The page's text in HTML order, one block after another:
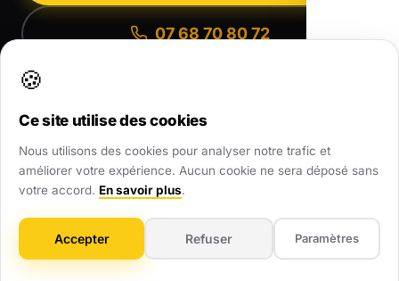
07 68 70 80 72
Toutes nos zones d'intervention
Nos Réalisations
🍪
Ce site utilise des cookies
Nous utilisons des cookies pour analyser notre trafic et
améliorer votre expérience. Aucun cookie ne sera déposé sans
votre accord. En savoir plus.
Accepter Refuser Paramètres